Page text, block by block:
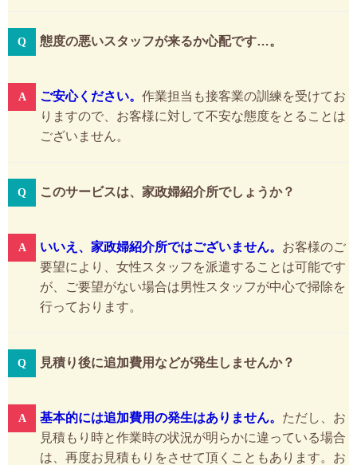
態度の悪いスタッフが来るか心配です…。
ご安心ください。 作業担当も接客業の訓練を受けてお
りますので、お客様に対して不安な態度をとることは
ございません。
このサービスは、家政婦紹介所でしょうか？
いいえ、家政婦紹介所ではございません。 お客様のご
要望により、女性スタッフを派遣することは可能です
が、ご要望がない場合は男性スタッフが中心で掃除を
行っております。
見積り後に追加費用などが発生しませんか？
基本的には追加費用の発生はありません。 ただし、お
見積もり時と作業時の状況が明らかに違っている場合
は、再度お見積もりをさせて頂くこともあります。お